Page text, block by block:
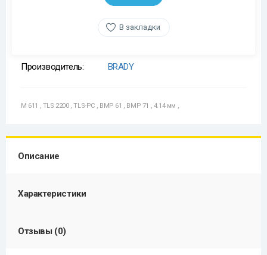
В закладки
Производитель: BRADY
M 611 , TLS 2200 , TLS-PC , BMP 61 , BMP 71 , 4.14 мм ,
Описание
Характеристики
Отзывы (0)